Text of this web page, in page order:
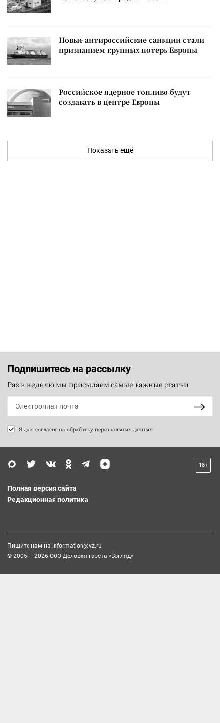
Новые антироссийские санкции стали
признанием крупных потерь Европы
Российское ядерное топливо будут
создавать в центре Европы
Показать ещё
Подпишитесь на рассылку
Раз в неделю мы присылаем самые важные статьи
Я даю согласие на обработку персональных данных
18+
Полная версия сайта
Редакционная политика
Пишите нам на information@vz.ru
© 2005 — 2026 ООО Деловая газета «Взгляд»